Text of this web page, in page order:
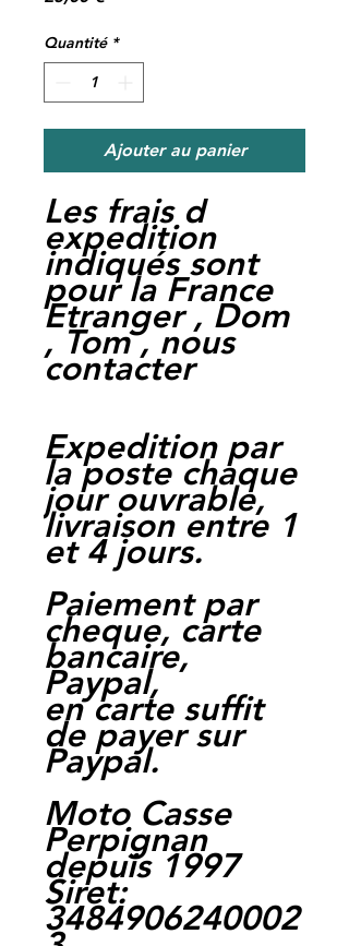
Quantité *
Ajouter au panier
Les frais d
expedition
indiqués sont
pour la France
Etranger , Dom
, Tom , nous
contacter
Expedition par
la poste chaque
jour ouvrable,
livraison entre 1
et 4 jours.
Paiement par
cheque, carte
bancaire,
Paypal,
en carte suffit
de payer sur
Paypal.
Moto Casse
Perpignan
depuis 1997
Siret:
3484906240002